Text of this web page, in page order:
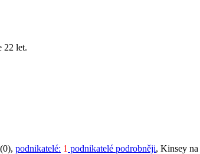
22 let.
podnikatelé: 1 podnikatelé podrobněji, Kinsey na